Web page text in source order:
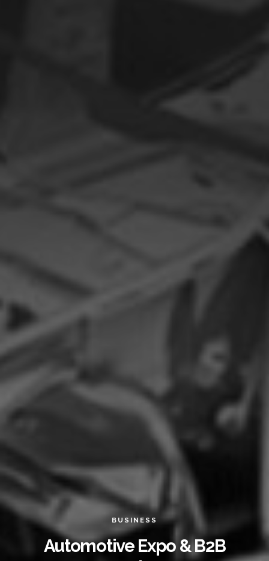
BUSINESS
Automotive Expo & B2B